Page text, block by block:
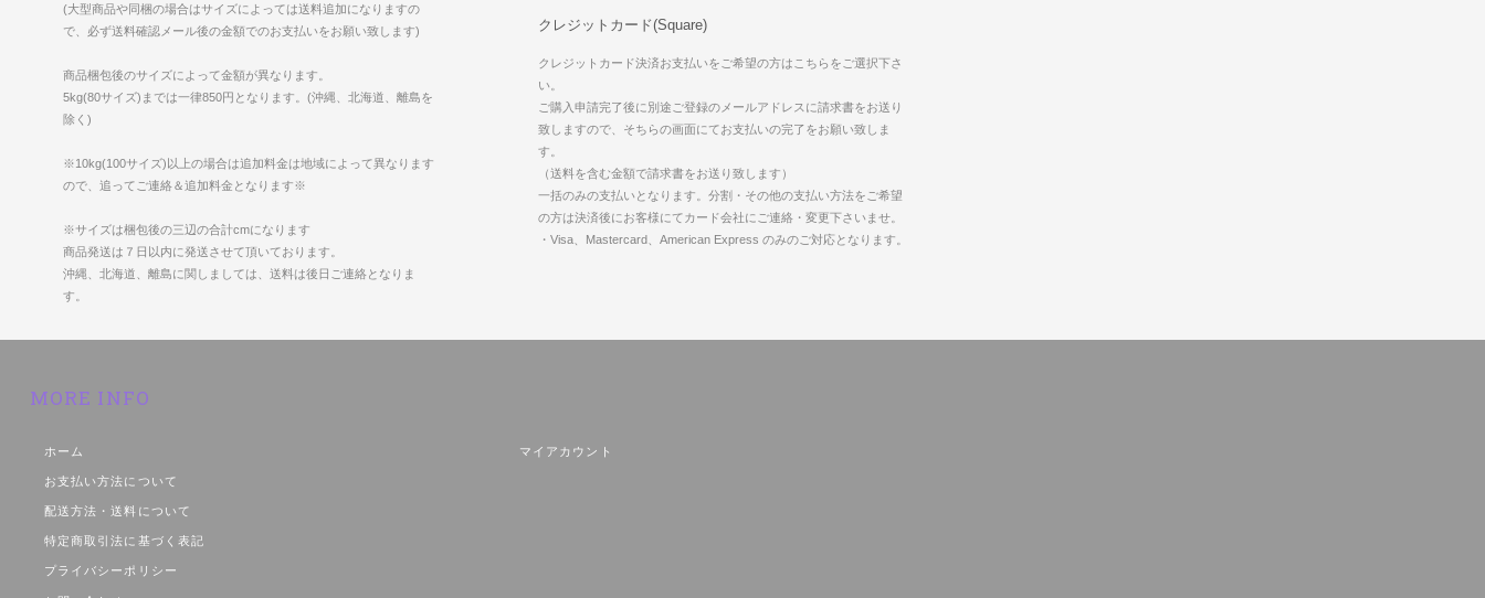
(大型商品や同梱の場合はサイズによっては送料追加になりますの
で、必ず送料確認メール後の金額でのお支払いをお願い致します)
商品梱包後のサイズによって金額が異なります。
5kg(80サイズ)までは一律850円となります。(沖縄、北海道、離島を
除く)
※10kg(100サイズ)以上の場合は追加料金は地域によって異なります
ので、追ってご連絡＆追加料金となります※
※サイズは梱包後の三辺の合計cmになります
商品発送は７日以内に発送させて頂いております。
沖縄、北海道、離島に関しましては、送料は後日ご連絡となりま
す。
クレジットカード(Square)
クレジットカード決済お支払いをご希望の方はこちらをご選択下さ
い。
ご購入申請完了後に別途ご登録のメールアドレスに請求書をお送り
致しますので、そちらの画面にてお支払いの完了をお願い致しま
す。
（送料を含む金額で請求書をお送り致します）
一括のみの支払いとなります。分割・その他の支払い方法をご希望
の方は決済後にお客様にてカード会社にご連絡・変更下さいませ。
・Visa、Mastercard、American Express のみのご対応となります。
MORE INFO
ホーム
お支払い方法について
配送方法・送料について
特定商取引法に基づく表記
プライバシーポリシー
マイアカウント